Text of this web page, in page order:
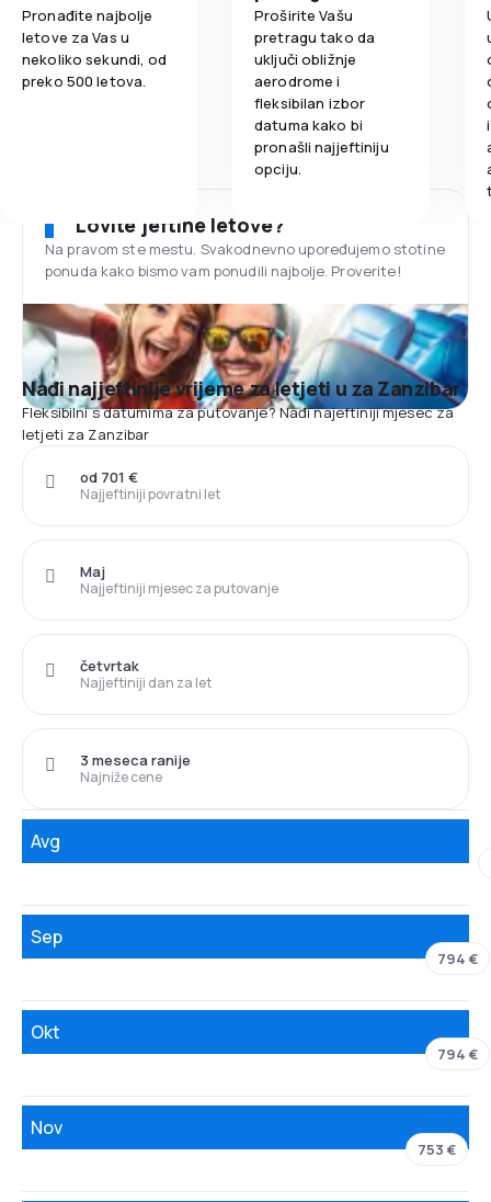
Pronađite najbolje
letove za Vas u
nekoliko sekundi, od
preko 500 letova.
Proširite Vašu
pretragu tako da
uključi obližnje
aerodrome i
fleksibilan izbor
datuma kako bi
pronašli najjeftiniju
opciju.
Lovite jeftine letove?
Na pravom ste mestu. Svakodnevno upoređujemo stotine
ponuda kako bismo vam ponudili najbolje. Proverite!
Nađi najjeftinije vrijeme za letjeti u za Zanzibar
Fleksibilni s datumima za putovanje? Nađi najeftiniji mjesec za
letjeti za Zanzibar
Najjeftiniji povratni let
od 701 €
Najjeftiniji mjesec za putovanje
Maj
Najjeftiniji dan za let
četvrtak
Najniže cene
3 meseca ranije
Avg
Sep
794 €
Okt
794 €
Nov
753 €